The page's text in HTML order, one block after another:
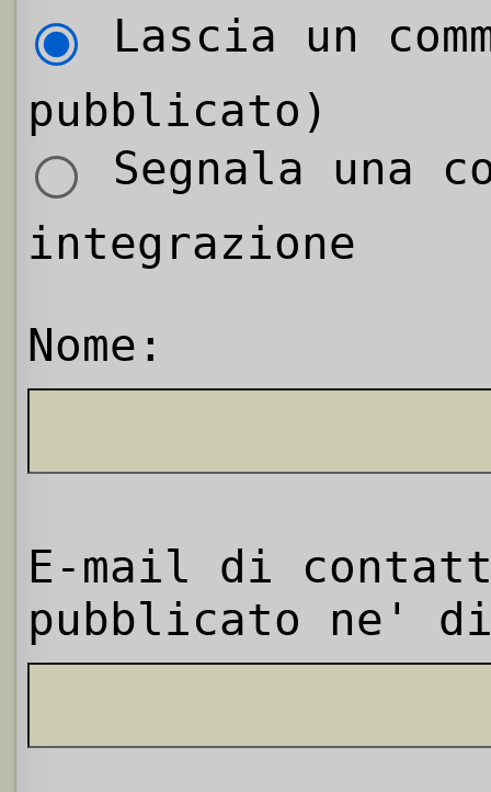
Lascia un
pubblicato)
Segnala una
integrazione
Nome:
E-mail di
pubblicato ne'